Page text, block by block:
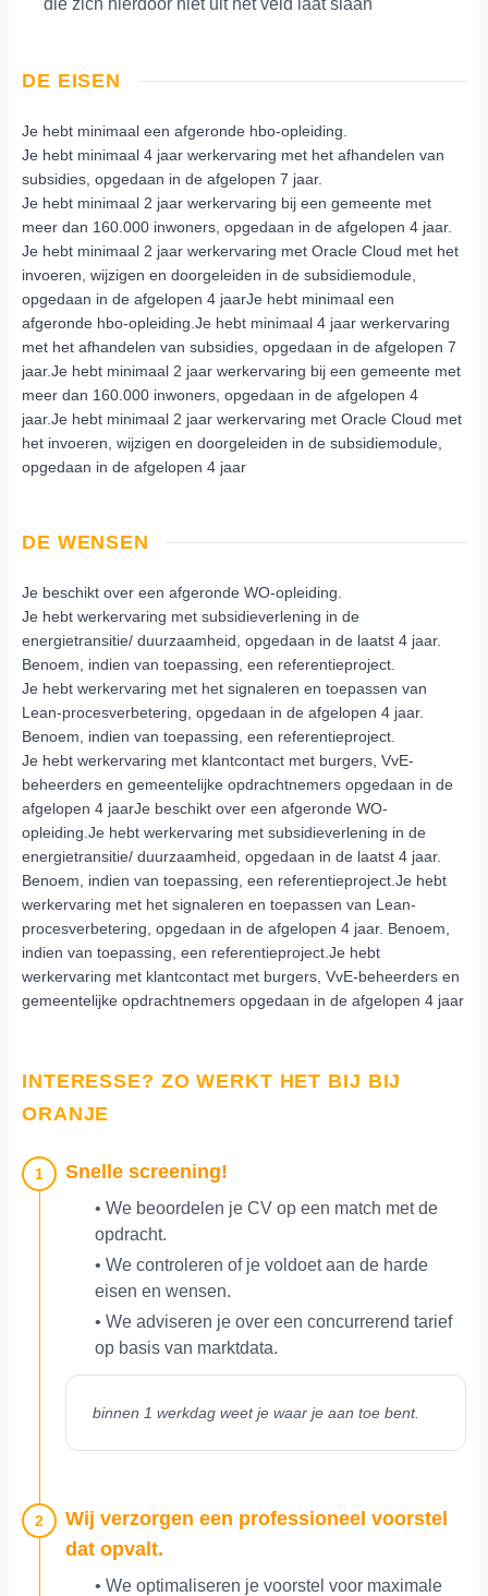
die zich hierdoor niet uit het veld laat slaan
DE EISEN
Je hebt minimaal een afgeronde hbo-opleiding.
Je hebt minimaal 4 jaar werkervaring met het afhandelen van
subsidies, opgedaan in de afgelopen 7 jaar.
Je hebt minimaal 2 jaar werkervaring bij een gemeente met
meer dan 160.000 inwoners, opgedaan in de afgelopen 4 jaar.
Je hebt minimaal 2 jaar werkervaring met Oracle Cloud met het
invoeren, wijzigen en doorgeleiden in de subsidiemodule,
opgedaan in de afgelopen 4 jaarJe hebt minimaal een
afgeronde hbo-opleiding.Je hebt minimaal 4 jaar werkervaring
met het afhandelen van subsidies, opgedaan in de afgelopen 7
jaar.Je hebt minimaal 2 jaar werkervaring bij een gemeente met
meer dan 160.000 inwoners, opgedaan in de afgelopen 4
jaar.Je hebt minimaal 2 jaar werkervaring met Oracle Cloud met
het invoeren, wijzigen en doorgeleiden in de subsidiemodule,
opgedaan in de afgelopen 4 jaar
DE WENSEN
Je beschikt over een afgeronde WO-opleiding.
Je hebt werkervaring met subsidieverlening in de
energietransitie/ duurzaamheid, opgedaan in de laatst 4 jaar.
Benoem, indien van toepassing, een referentieproject.
Je hebt werkervaring met het signaleren en toepassen van
Lean-procesverbetering, opgedaan in de afgelopen 4 jaar.
Benoem, indien van toepassing, een referentieproject.
Je hebt werkervaring met klantcontact met burgers, VvE-
beheerders en gemeentelijke opdrachtnemers opgedaan in de
afgelopen 4 jaarJe beschikt over een afgeronde WO-
opleiding.Je hebt werkervaring met subsidieverlening in de
energietransitie/ duurzaamheid, opgedaan in de laatst 4 jaar.
Benoem, indien van toepassing, een referentieproject.Je hebt
werkervaring met het signaleren en toepassen van Lean-
procesverbetering, opgedaan in de afgelopen 4 jaar. Benoem,
indien van toepassing, een referentieproject.Je hebt
werkervaring met klantcontact met burgers, VvE-beheerders en
gemeentelijke opdrachtnemers opgedaan in de afgelopen 4 jaar
INTERESSE? ZO WERKT HET BIJ BIJ
ORANJE
1 Snelle screening!
• We beoordelen je CV op een match met de
opdracht.
• We controleren of je voldoet aan de harde
eisen en wensen.
• We adviseren je over een concurrerend tarief
op basis van marktdata.
binnen 1 werkdag weet je waar je aan toe bent.
2
Wij verzorgen een professioneel voorstel
dat opvalt.
• We optimaliseren je voorstel voor maximale